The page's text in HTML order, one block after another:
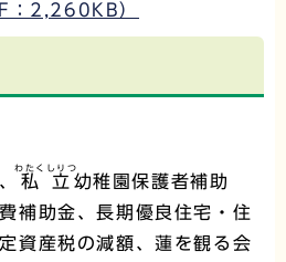
：2,260KB）
私立
わたくしりつ
幼稚園保護者補助
補助金、長期優良住宅・住
資産税の減額、蓮を観る会